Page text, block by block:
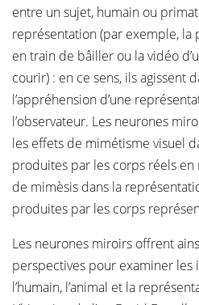
entre un sujet, humain ou
représentation (par exemple, la
en train de bâiller ou la vidéo
courir) : en ce sens, ils agissent
l’appréhension d’une
l’observateur. Les neurones
les effets de mimétisme visuel
produites par les corps réels
de mimèsis dans la
produites par les corps
Les neurones miroirs offrent
perspectives pour examiner les
l’humain, l’animal et la